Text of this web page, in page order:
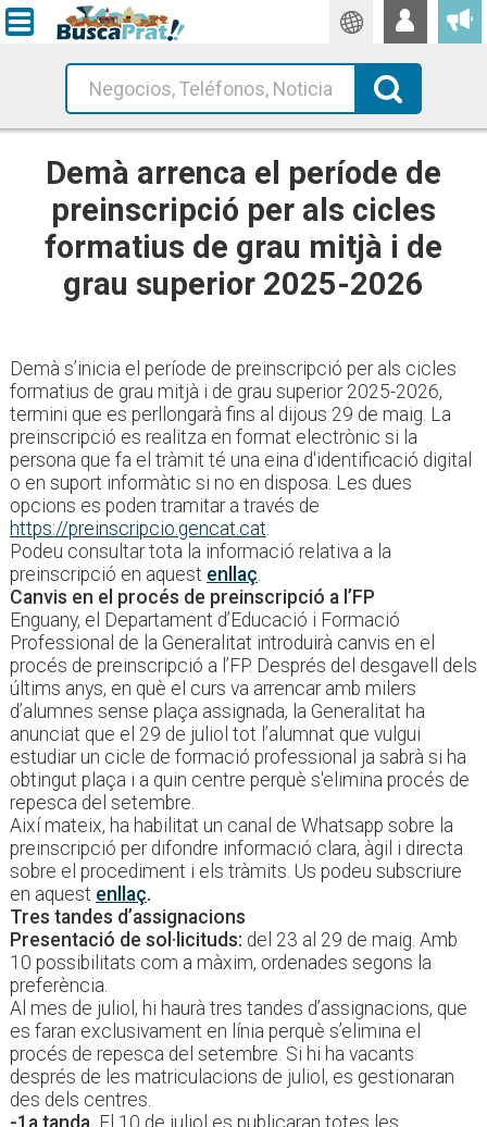
Traductor
Busca!
Demà arrenca el període de
preinscripció per als cicles
formatius de grau mitjà i de
grau superior 2025-2026
Demà s’inicia el període de preinscripció per als cicles
formatius de grau mitjà i de grau superior 2025-2026,
termini que es perllongarà fins al dijous 29 de maig. La
preinscripció es realitza en format electrònic si la
persona que fa el tràmit té una eina d'identificació digital
o en suport informàtic si no en disposa. Les dues
opcions es poden tramitar a través de
https://preinscripcio.gencat.cat
Podeu consultar tota la informació relativa a la
preinscripció en aquest enllaç
Canvis en el procés de preinscripció a l’FP
Enguany, el Departament d’Educació i Formació
Professional de la Generalitat introduirà canvis en el
procés de preinscripció a l’FP. Després del desgavell dels
últims anys, en què el curs va arrencar amb milers
d’alumnes sense plaça assignada, la Generalitat ha
anunciat que el 29 de juliol tot l’alumnat que vulgui
estudiar un cicle de formació professional ja sabrà si ha
obtingut plaça i a quin centre perquè s'elimina procés de
repesca del setembre.
Així mateix, ha habilitat un canal de Whatsapp sobre la
preinscripció per difondre informació clara, àgil i directa
sobre el procediment i els tràmits. Us podeu subscriure
en aquest enllaç.
Tres tandes d’assignacions
Presentació de sol·licituds: del 23 al 29 de maig. Amb
10 possibilitats com a màxim, ordenades segons la
preferència.
Al mes de juliol, hi haurà tres tandes d’assignacions, que
es faran exclusivament en línia perquè s’elimina el
procés de repesca del setembre. Si hi ha vacants
després de les matriculacions de juliol, es gestionaran
des dels centres.
-1a tanda. El 10 de juliol es publicaran totes les